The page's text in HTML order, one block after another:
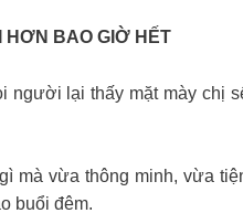
HƠN BAO GIỜ HẾT
người lại thấy mặt mày
mà vừa thông minh, vừa
buổi đêm.